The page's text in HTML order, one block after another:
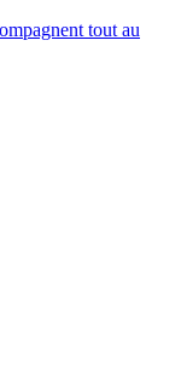
tout au